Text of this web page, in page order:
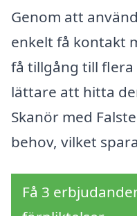
Genom att
enkelt få kontakt
få tillgång till
lättare att hitta
Skanör med
behov, vilket
Få 3